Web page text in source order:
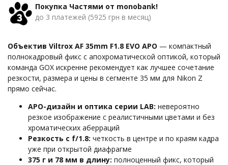
Покупка Частями от monobank!
до 3 платежей (5925 грн в месяц)
Объектив Viltrox AF 35mm F1.8 EVO APO — компактный
полнокадровый фикс с апохроматической оптикой, который
команда GOX искренне рекомендует как лучшее сочетание
резкости, размера и цены в сегменте 35 мм для Nikon Z
прямо сейчас.
APO-дизайн и оптика серии LAB: невероятно
резкое изображение с реалистичными цветами и без
хроматических аберраций
Резкость с f/1.8: четкость в центре и по краям кадра
уже при открытой диафрагме
375 г и 78 мм в длину: полноценный фикс, который